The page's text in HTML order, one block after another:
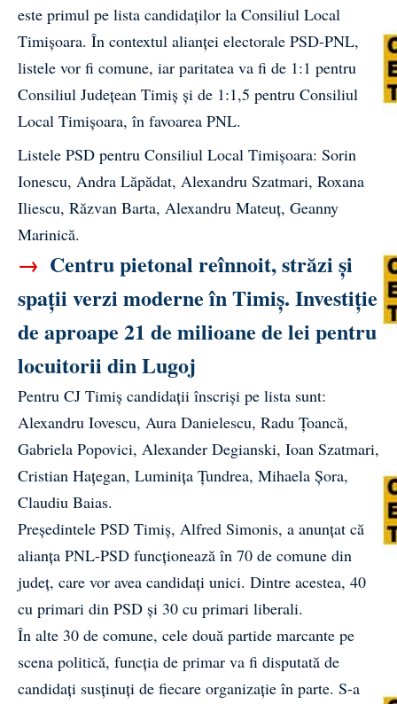
este primul pe lista candidaților la Consiliul Local
Timișoara. În contextul alianţei electorale PSD-PNL,
listele vor fi comune, iar paritatea va fi de 1:1 pentru
Consiliul Judeţean Timiş şi de 1:1,5 pentru Consiliul
Local Timişoara, în favoarea PNL.
Listele PSD pentru Consiliul Local Timișoara: Sorin
Ionescu, Andra Lăpădat, Alexandru Szatmari, Roxana
Iliescu, Răzvan Barta, Alexandru Mateuț, Geanny
Marinică.
→ Centru pietonal reînnoit, străzi și
spații verzi moderne în Timiș. Investiție
de aproape 21 de milioane de lei pentru
locuitorii din Lugoj
Pentru CJ Timiș candidații înscriși pe lista sunt:
Alexandru Iovescu, Aura Danielescu, Radu Țoancă,
Gabriela Popovici, Alexander Degianski, Ioan Szatmari,
Cristian Hațegan, Luminița Țundrea, Mihaela Șora,
Claudiu Baias.
Președintele PSD Timiș, Alfred Simonis, a anunțat că
alianța PNL-PSD funcționează în 70 de comune din
județ, care vor avea candidați unici. Dintre acestea, 40
cu primari din PSD și 30 cu primari liberali.
În alte 30 de comune, cele două partide marcante pe
scena politică, funcția de primar va fi disputată de
candidați susținuți de fiecare organizație în parte. S-a